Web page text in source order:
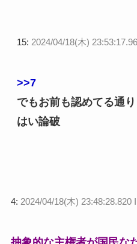
15: 2024/04/18(木)
>>7
でもお前も認めてる通
はい論破
4: 2024/04/18(木) 23:48:28.820